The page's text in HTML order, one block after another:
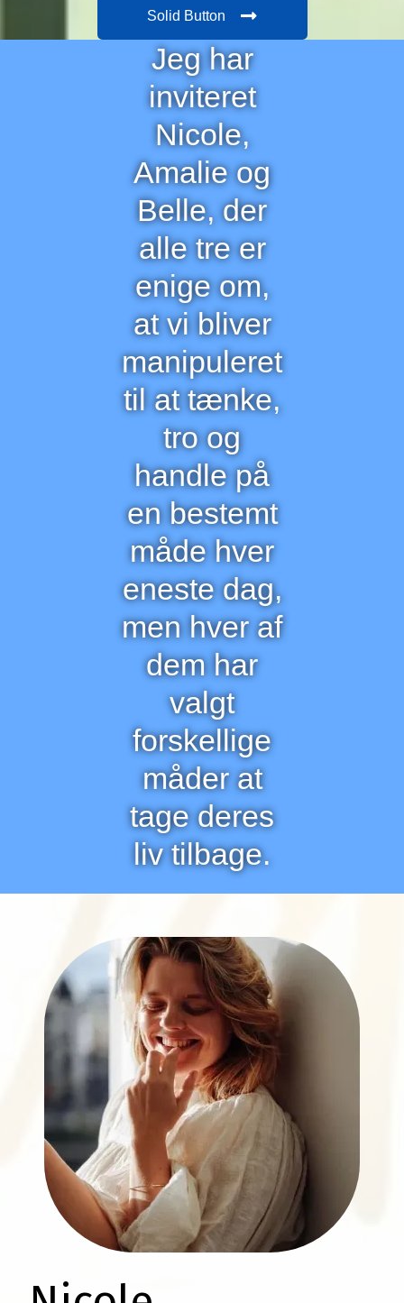
Solid Button
Jeg har
inviteret
Nicole,
Amalie og
Belle, der
alle tre er
enige om,
at vi bliver
manipuleret
til at tænke,
tro og
handle på
en bestemt
måde hver
eneste dag,
men hver af
dem har
valgt
forskellige
måder at
tage deres
liv tilbage.